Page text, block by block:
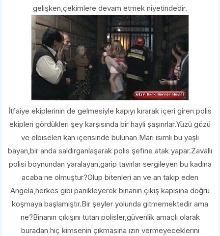
gelişken,çekimlere devam etmek niyetindedir.
İtfaiye ekiplerinin de gelmesiyle kapıyı kırarak içeri giren polis
ekipleri gördükleri şey karşısında bir hayli şaşırırlar.Yüzü gözü
ve elbiseleri kan içerisinde bulunan Mari isimli bu yaşlı
bayan,bir anda saldırganlaşarak polis şefine atak yapar.Zavallı
polisi boynundan yaralayan,garip tavırlar sergileyen bu kadına
acaba ne olmuştur?Olup bitenleri an ve an takip eden
Angela,herkes gibi panikleyerek binanın çıkış kapısına doğru
koşmaya başlamıştır.Bir şeyler yolunda gitmemektedir ama
ne?Binanın çıkışını tutan polisler,güvenlik amaçlı olarak
buradan hiç kimsenin çıkmasına izin vermeyeceklerini